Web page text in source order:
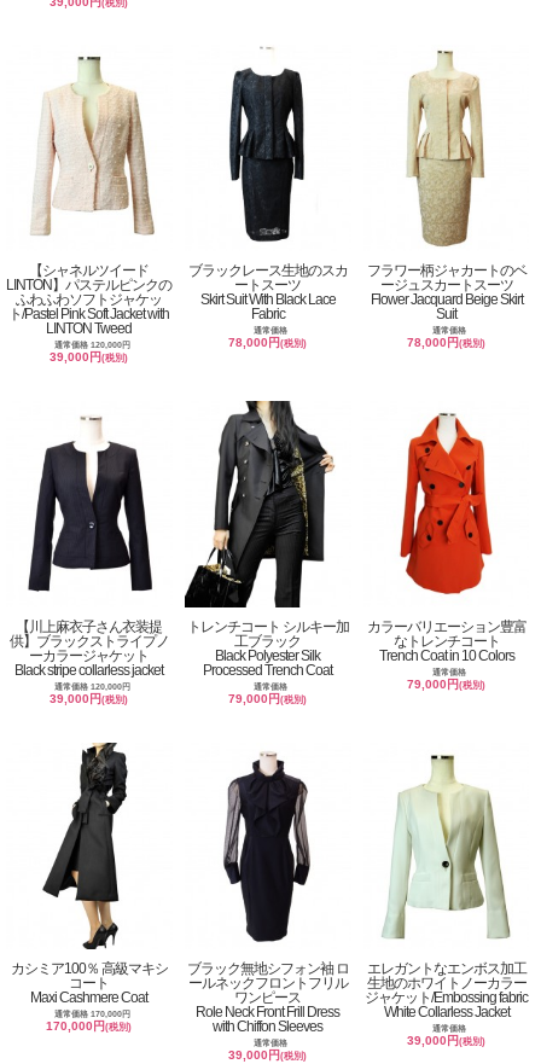
(税別)
【シャネルツイード
LINTON】パステルピンクの
ふわふわソフトジャケッ
ト/Pastel Pink Soft Jacket with
LINTON Tweed
通常価格 120,000円
39,000円(税別)
ブラックレース生地のスカ
ートスーツ
Skirt Suit With Black Lace
Fabric
通常価格
78,000円(税別)
フラワー柄ジャカートのベ
ージュスカートスーツ
Flower Jacquard Beige Skirt
Suit
通常価格
78,000円(税別)
【川上麻衣子さん衣装提
供】ブラックストライプノ
ーカラージャケット
Black stripe collarless jacket
通常価格 120,000円
39,000円(税別)
トレンチコート シルキー加
工ブラック
Black Polyester Silk
Processed Trench Coat
通常価格
79,000円(税別)
カラーバリエーション豊富
なトレンチコート
Trench Coat in 10 Colors
通常価格
79,000円(税別)
カシミア100％ 高級マキシ
コート
Maxi Cashmere Coat
通常価格 170,000円
170,000円(税別)
ブラック無地シフォン袖 ロ
ールネックフロントフリル
ワンピース
Role Neck Front Frill Dress
with Chiffon Sleeves
通常価格
39,000円(税別)
エレガントなエンボス加工
生地のホワイトノーカラー
ジャケット/Embossing fabric
White Collarless Jacket
通常価格
39,000円(税別)